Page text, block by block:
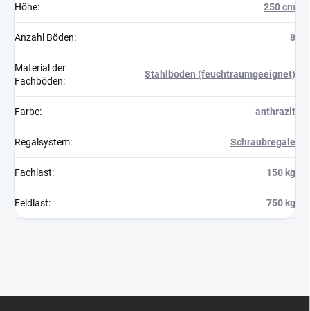
Höhe: 250 cm
Anzahl Böden: 8
Material der
Fachböden:
Stahlboden (feuchtraumgeeignet)
Farbe: anthrazit
Regalsystem: Schraubregale
Fachlast: 150 kg
Feldlast: 750 kg